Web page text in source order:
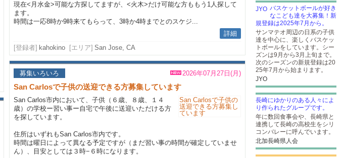
現在<月水金>可能な方探してますが、<火木>だけ可能な方ももう1人探して
ます。
時間は一応8時か9時来てもらって、3時か4時までとのスケジ...
詳細
[登録者] kahokino [エリア] San Jose, CA
募集いろいろ 2026年07月27日(月)
San Carlosで子供の送迎できる方募集しています
San Carlos市内において、子供（６歳、８歳、１４
歳）の学校ー習い事ー自宅で午後に送迎いただける方
を探しています。
住所はいずれもSan Carlos市内です。
時間は曜日によって異なる予定ですが（まだ習い事の時間が確定していませ
ん）、目安としては３時−６時になります。
バスケットボールが好き
なこども達を大募集！新
規登録は2025年7月から。
サンマテオ周辺の日系の子供
達を中心に、楽しくバスケッ
トボールをしています。シー
ズンは9月から3月上旬まで。
次のシーズンの新規登録は20
25年7月から始まります。
JYO
長崎にゆかりのある人々によ
り作られたグループです。
年に数回食事会や、長崎県と
連携して長崎の高校生をシリ
コンバレーに呼んでいます。
北加長崎県人会